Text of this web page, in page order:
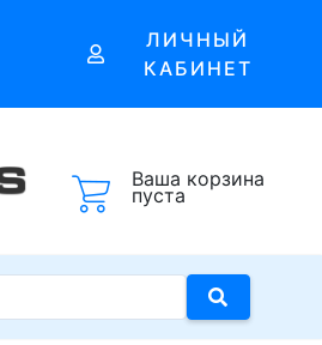
ЛИЧНЫЙ
КАБИНЕТ
Ваша корзина
пуста